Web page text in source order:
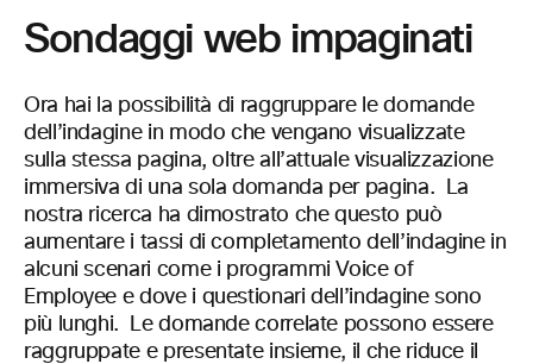
Sondaggi web impaginati
Ora hai la possibilità di raggruppare le domande
dell’indagine in modo che vengano visualizzate
sulla stessa pagina, oltre all’attuale visualizzazione
immersiva di una sola domanda per pagina. La
nostra ricerca ha dimostrato che questo può
aumentare i tassi di completamento dell’indagine in
alcuni scenari come i programmi Voice of
Employee e dove i questionari dell’indagine sono
più lunghi. Le domande correlate possono essere
raggruppate e presentate insieme, il che riduce il